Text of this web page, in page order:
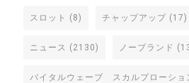
スロット (8) チャップアップ (17)
ニュース (2130) ノーブランド
バイタルウェーブ スカルプローショ